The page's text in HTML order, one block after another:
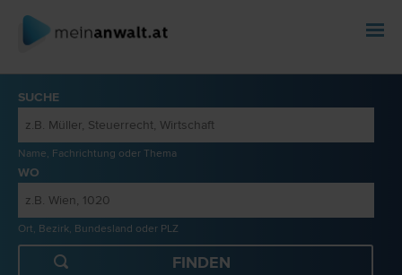
SUCHE
Name, Fachrichtung oder Thema
WO
Ort, Bezirk, Bundesland oder PLZ